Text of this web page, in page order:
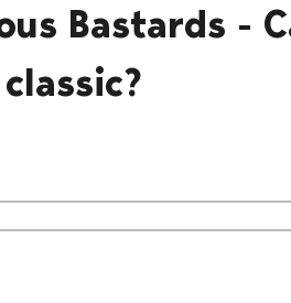
Bastards -